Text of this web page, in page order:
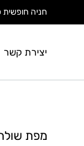
חניה
יצירת קשר
מפת